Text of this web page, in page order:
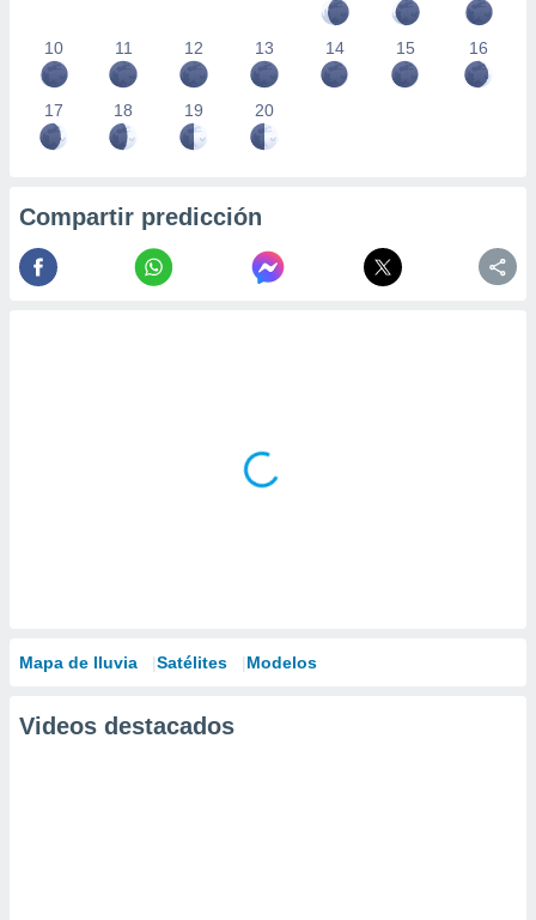
10 11 12 13 14 15 16
17 18 19 20
Compartir predicción
Mapa de lluvia Satélites Modelos
Videos destacados